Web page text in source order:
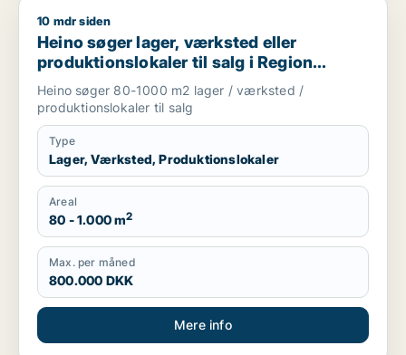
Heino søger lager, værksted eller produktionslokaler til salg
10 mdr siden
Heino søger lager, værksted eller
produktionslokaler til salg i Region
Sjælland
Heino søger 80-1000 m2 lager / værksted /
produktionslokaler til salg
Type
Lager, Værksted, Produktionslokaler
Areal
80 - 1.000 m2
Max. per måned
800.000 DKK
Mere info